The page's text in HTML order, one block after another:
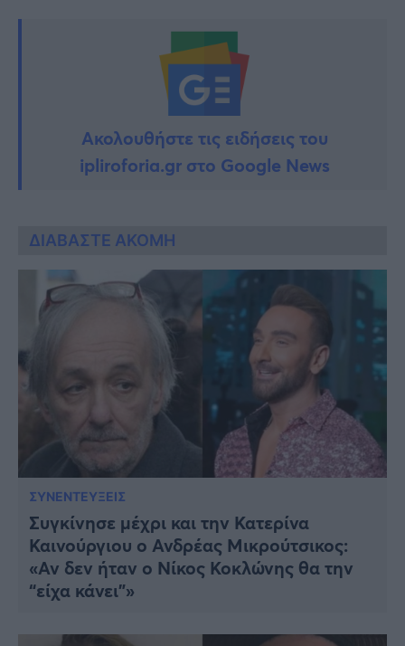
Ακολουθήστε τις ειδήσεις του
ipliroforia.gr στο Google News
ΔΙΑΒΑΣΤΕ ΑΚΟΜΗ
ΣΥΝΕΝΤΕΥΞΕΙΣ
Συγκίνησε μέχρι και την Κατερίνα
Καινούργιου ο Ανδρέας Μικρούτσικος:
«Αν δεν ήταν ο Νίκος Κοκλώνης θα την
“είχα κάνει”»